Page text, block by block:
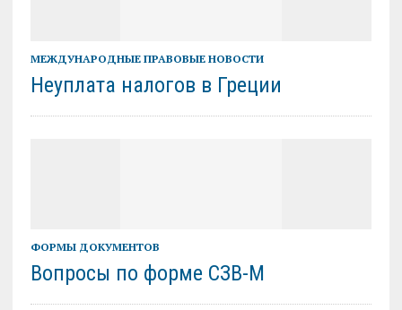
МЕЖДУНАРОДНЫЕ ПРАВОВЫЕ НОВОСТИ
Неуплата налогов в Греции
ФОРМЫ ДОКУМЕНТОВ
Вопросы по форме СЗВ-М